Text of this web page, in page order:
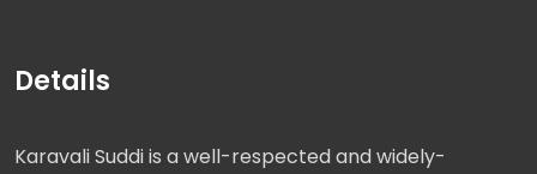
Details
Karavali Suddi is a well-respected and widely-